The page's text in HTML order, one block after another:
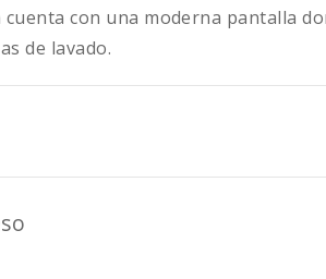
con una moderna pantalla
de lavado.